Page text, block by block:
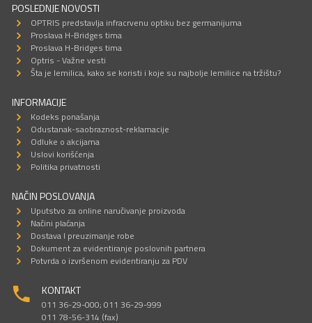
POSLEDNJE NOVOSTI
OPTRIS predstavlja infracrvenu optiku bez germanijuma
Proslava H-Bridges tima
Proslava H-Bridges tima
Optris - Važne vesti
Šta je lemilica, kako se koristi i koje su najbolje lemilice na tržištu?
INFORMACIJE
Kodeks ponašanja
Odustanak-saobraznost-reklamacije
Odluke o akcijama
Uslovi korišćenja
Politika privatnosti
NAČIN POSLOVANJA
Uputstvo za online naručivanje proizvoda
Načini plaćanja
Dostava I preuzimanje robe
Dokument za evidentiranje poslovnih partnera
Potvrda o izvršenom evidentiranju za PDV
KONTAKT
011 36-29-000; 011 36-29-999
011 78-56-314 (fax)